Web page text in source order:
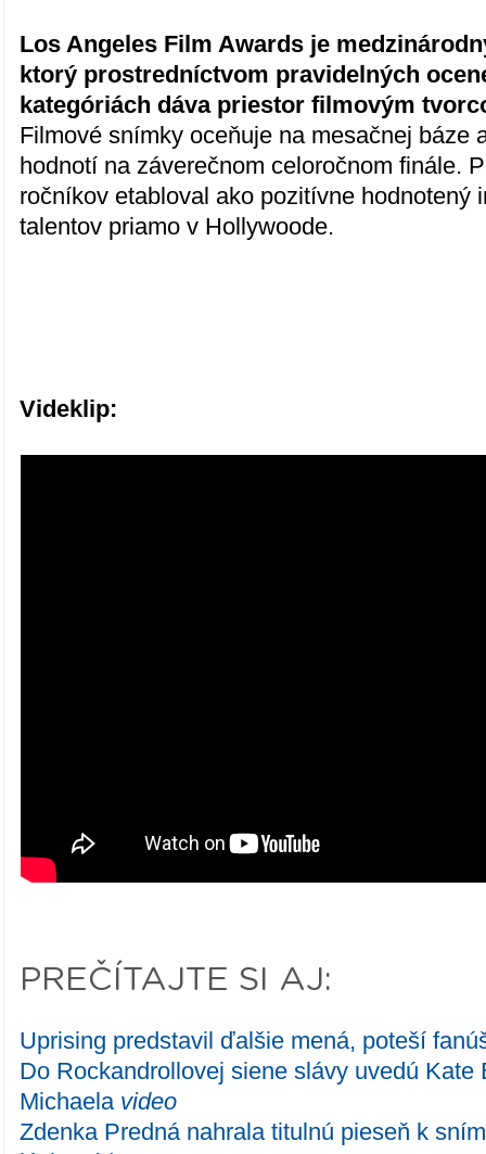
Los Angeles Film Awards je
ktorý prostredníctvom pravidelných
kategóriách dáva priestor filmovým
Filmové snímky oceňuje na mesačnej báze
hodnotí na záverečnom celoročnom finále.
ročníkov etabloval ako pozitívne hodnotený
talentov priamo v Hollywoode.
Videklip:
PREČÍTAJTE SI AJ:
Uprising predstavil ďalšie mená, poteší
Do Rockandrollovej siene slávy uvedú Kate
Michaela video
Zdenka Predná nahrala titulnú pieseň k